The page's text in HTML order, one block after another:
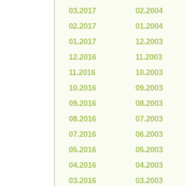
03.2017
02.2017
01.2017
12.2016
11.2016
10.2016
09.2016
08.2016
07.2016
05.2016
04.2016
03.2016
02.2004
01.2004
12.2003
11.2003
10.2003
09.2003
08.2003
07.2003
06.2003
05.2003
04.2003
03.2003